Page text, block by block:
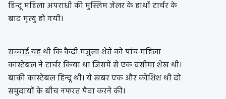
हिन्दू महिला अपराधी की मुस्लिम जेलर के हाथों टार्चर के
बाद मृत्यु हो गयी।
सच्चाई यह थीकि कैदी मंजुला शेते को पांच महिला
कांस्टेबल ने टार्चर किया था जिसमें से एक वसीमा शेख थी।
बाकी कांस्टेबल हिन्दू थी। ये खबर एक और कोशिश थी दो
समुदायों के बीच नफरत पैदा करने की।